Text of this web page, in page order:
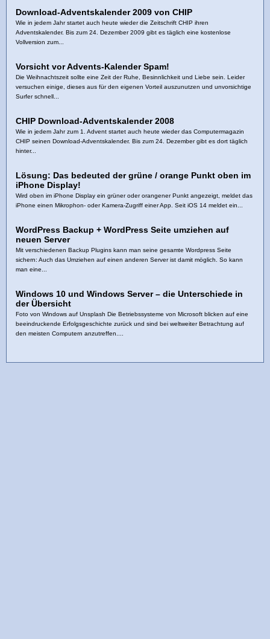
Download-Adventskalender 2009 von CHIP
Wie in jedem Jahr startet auch heute wieder die Zeitschrift CHIP ihren
Adventskalender. Bis zum 24. Dezember 2009 gibt es täglich eine kostenlose
Vollversion zum...
Vorsicht vor Advents-Kalender Spam!
Die Weihnachtszeit sollte eine Zeit der Ruhe, Besinnlichkeit und Liebe sein. Leider
versuchen einige, dieses aus für den eigenen Vorteil auszunutzen und unvorsichtige
Surfer schnell...
CHIP Download-Adventskalender 2008
Wie in jedem Jahr zum 1. Advent startet auch heute wieder das Computermagazin
CHIP seinen Download-Adventskalender. Bis zum 24. Dezember gibt es dort täglich
hinter...
Lösung: Das bedeuted der grüne / orange Punkt oben im
iPhone Display!
Wird oben im iPhone Display ein grüner oder orangener Punkt angezeigt, meldet das
iPhone einen Mikrophon- oder Kamera-Zugriff einer App. Seit iOS 14 meldet ein...
WordPress Backup + WordPress Seite umziehen auf
neuen Server
Mit verschiedenen Backup Plugins kann man seine gesamte Wordpress Seite
sichern: Auch das Umziehen auf einen anderen Server ist damit möglich. So kann
man eine...
Windows 10 und Windows Server – die Unterschiede in
der Übersicht
Foto von Windows auf Unsplash Die Betriebssysteme von Microsoft blicken auf eine
beeindruckende Erfolgsgeschichte zurück und sind bei weltweiter Betrachtung auf
den meisten Computern anzutreffen....